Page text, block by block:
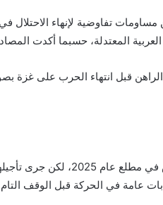
تفاوضية لإنهاء الاحتلال
المعتدلة، حسبما أكدت
قبل انتهاء الحرب على غزة
وكان من المقرر أن تجرى الانتخابات العامة في حركة حماس في
عامة في الحركة قبل الوقف